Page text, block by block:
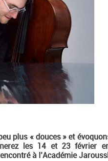
plus « douces » et
les 14 et 23 février
à l’Académie